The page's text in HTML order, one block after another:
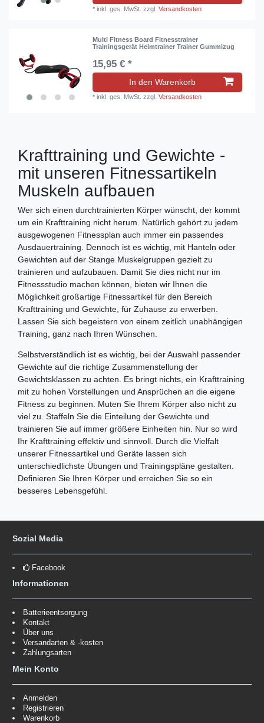
*inkl. ges. MwSt. zzgl.Versandkosten
Multi Fitness Board Fitnesstrainer
Trainingsgerät Heimtrainer Trainer Gummizug
15,95 € *
In den Warenkorb
*inkl. ges. MwSt. zzgl.Versandkosten
Krafttraining und Gewichte -
mit unseren Fitnessartikeln
Muskeln aufbauen
Wer sich einen durchtrainierten Körper wünscht, der kommt
um ein Krafttraining nicht herum. Natürlich gehört zu jedem
ausgewogenen Fitnessplan auch immer ein passendes
Ausdauertraining. Dennoch ist es wichtig, mit Hanteln oder
Gewichten auf der Stange Muskelgruppen gezielt zu
trainieren und aufzubauen. Damit Sie dies nicht nur im
Fitnessstudio machen können, bieten wir Ihnen die
Möglichkeit großartige Fitnessartikel für den Bereich
Krafttraining und Gewichte, für Zuhause zu erwerben.
Lassen Sie sich begeistern von einem zeitlich unabhängigen
Training, ganz nach Ihren Wünschen.
Selbstverständlich ist es wichtig, bei der Auswahl passender
Gewichte auf die richtige Zusammenstellung der
Gewichtsklassen zu achten. Es bringt nichts, ein Krafttraining
mit zu hohen Vorstellungen und Ansprüchen an die eigene
Fitness zu beginnen. Muten Sie Ihrem Körper also nicht zu
viel zu. Staffeln Sie die Einteilung der Gewichte und
trainieren Sie auf immer größere Einheiten hin. Nur so wird
Ihr Krafttraining effektiv und sinnvoll. Durch die Vielfalt
unserer Fitnessartikel und Geräte lassen sich
unterschiedlichste Übungen und Trainingspläne gestalten.
Definieren Sie Ihren Körper und erreichen Sie so ein
besseres Lebensgefühl.
Sozial Media
Facebook
Informationen
Batterieentsorgung
Kontakt
Über uns
Versandarten & -kosten
Zahlungsarten
Mein Konto
Anmelden
Registrieren
Warenkorb